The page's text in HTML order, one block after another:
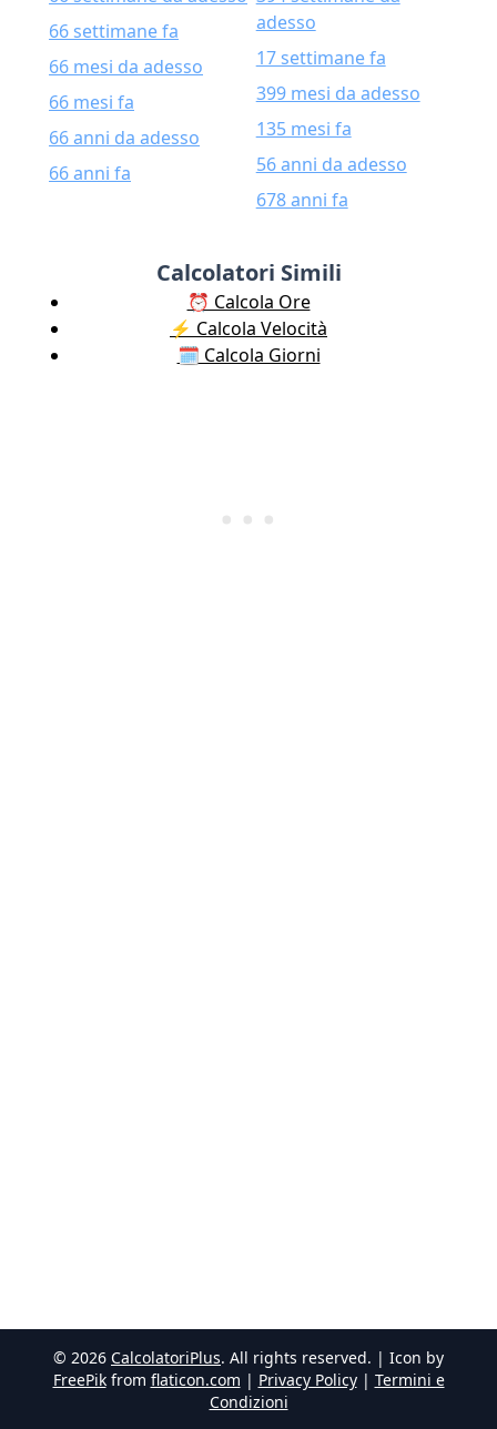
66 settimane fa
66 mesi da adesso
66 mesi fa
66 anni da adesso
66 anni fa
adesso
17 settimane fa
399 mesi da adesso
135 mesi fa
56 anni da adesso
678 anni fa
Calcolatori Simili
⏰ Calcola Ore
⚡️ Calcola Velocità
🗓️ Calcola Giorni
© 2026 CalcolatoriPlus. All rights reserved. | Icon by
FreePik from flaticon.com | Privacy Policy| Termini e
Condizioni